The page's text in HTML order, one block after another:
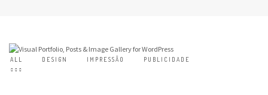
ALL DESIGN IMPRESSÃO PUBLICIDADE